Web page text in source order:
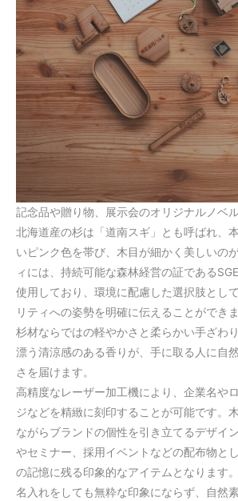
記念品や贈り物、展示会のオリジナルノベ
北海道産の杉は「道南スギ」とも呼ばれ、
いピンク色を帯び、木目が細かく美しいの
ィには、持続可能な森林経営の証である
使用しており、環境に配慮した選択肢とし
リティへの姿勢を明確に伝えることができま
杉材ならではの軽やかさと柔らかい手ざわ
漂う清涼感のある香りが、手に取る人に自
さを届けます。
高精度なレーザー加工機により、企業名や
ジなどを精緻に刻印することが可能です。
ながらブランドの個性を引き立てるデザイ
やセミナー、採用イベントなどの配布物と
の記憶に残る印象的なアイテムとなります。
名入れをしても無粋な印象にならず、自然